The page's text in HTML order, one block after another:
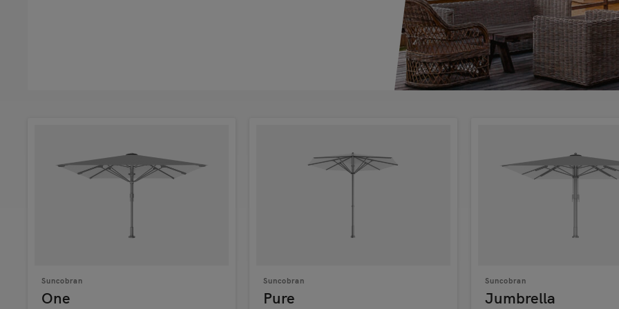
Suncobran
One
Suncobran
Pure
Suncobran
Jumbrella